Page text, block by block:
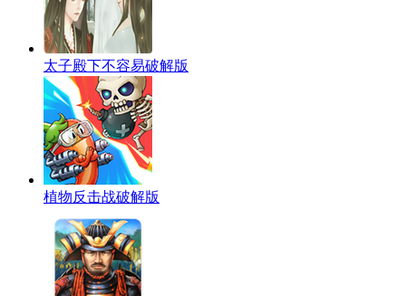
太子殿下不容易破解版
植物反击战破解版